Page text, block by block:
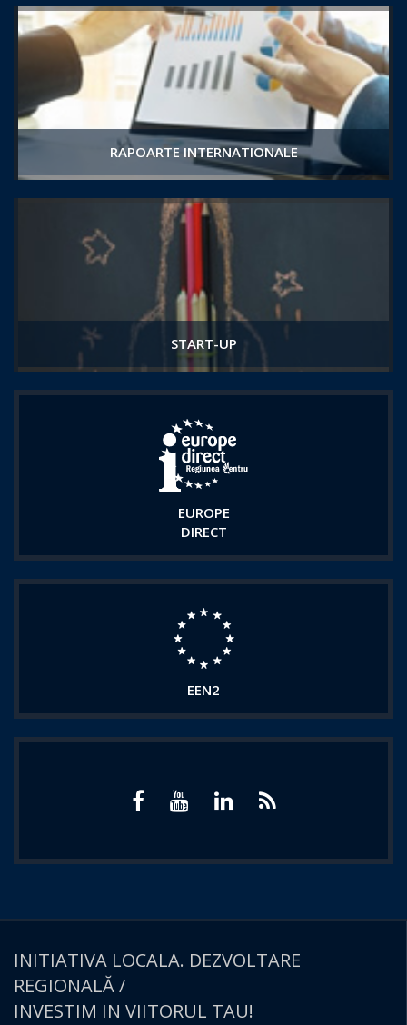
RAPOARTE INTERNATIONALE
START-UP
EUROPE
DIRECT
EEN2
INITIATIVA LOCALA. DEZVOLTARE
REGIONALĂ /
INVESTIM IN VIITORUL TAU!